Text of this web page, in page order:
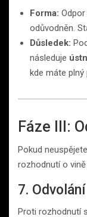
Forma:
odůvodněn.
Důsledek:
následuje
kde máte
Fáze III:
Pokud
rozhodnutí o
7. Odvolání
Proti rozhodnutí